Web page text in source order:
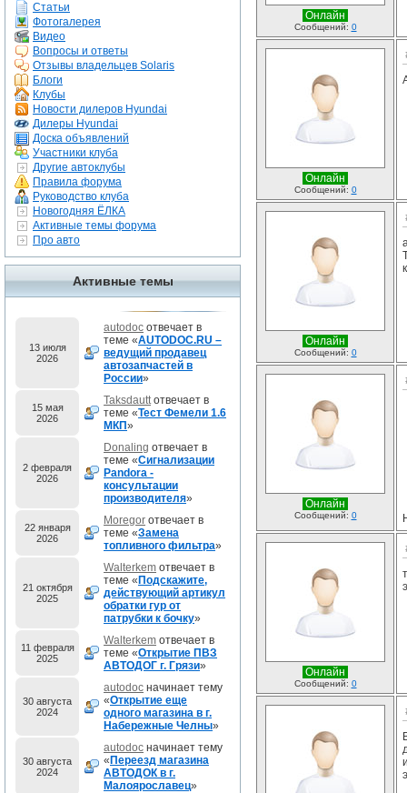
Статьи
Фотогалерея
Видео
Вопросы и ответы
Отзывы владельцев Solaris
Блоги
Клубы
Новости дилеров Hyundai
Дилеры Hyundai
Доска объявлений
Участники клуба
Другие автоклубы
Правила форума
Руководство клуба
Новогодняя ЁЛКА
Активные темы форума
Про авто
Активные темы
13 июля
2026
autodoc отвечает в
теме «AUTODOC.RU –
ведущий продавец
автозапчастей в
России»
15 мая
2026
Taksdauttотвечает в
теме «Тест Фемели 1.6
МКП»
2 февраля
2026
Donaling отвечает в
теме «Сигнализации
Pandora -
консультации
производителя»
22 января
2026
Moregor отвечает в
теме «Замена
топливного фильтра»
21 октября
2025
Walterkem отвечает в
теме « Подскажите,
действующий артикул
обратки гур от
патрубки к бочку»
11 февраля
2025
Walterkem отвечает в
теме «Открытие ПВЗ
АВТОДОГ г. Грязи»
30 августа
2024
autodoc начинает тему
«Открытие еще
одного магазина в г.
Набережные Челны»
30 августа
2024
autodoc начинает тему
« Переезд магазина
АВТОДОК в г.
Малоярославец»
Онлайн
Сообщений: 0
Онлайн
Сообщений: 0
Онлайн
Сообщений: 0
Онлайн
Сообщений: 0
Онлайн
Сообщений: 0